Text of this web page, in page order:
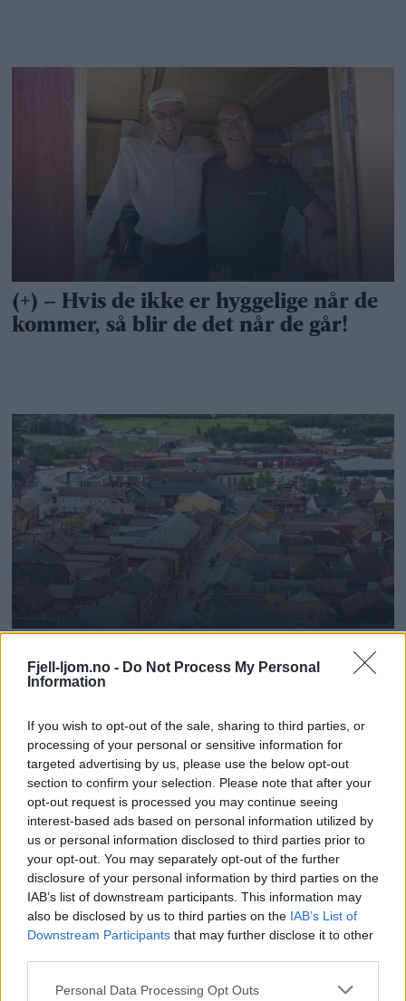
Fjell-ljom.no - Do Not Process My Personal
Information
If you wish to opt-out of the sale, sharing to third parties, or
processing of your personal or sensitive information for
targeted advertising by us, please use the below opt-out
section to confirm your selection. Please note that after your
opt-out request is processed you may continue seeing
interest-based ads based on personal information utilized by
us or personal information disclosed to third parties prior to
your opt-out. You may separately opt-out of the further
disclosure of your personal information by third parties on the
IAB’s list of downstream participants. This information may
also be disclosed by us to third parties on the IAB’s List of
Downstream Participants that may further disclose it to other
Personal Data Processing Opt Outs